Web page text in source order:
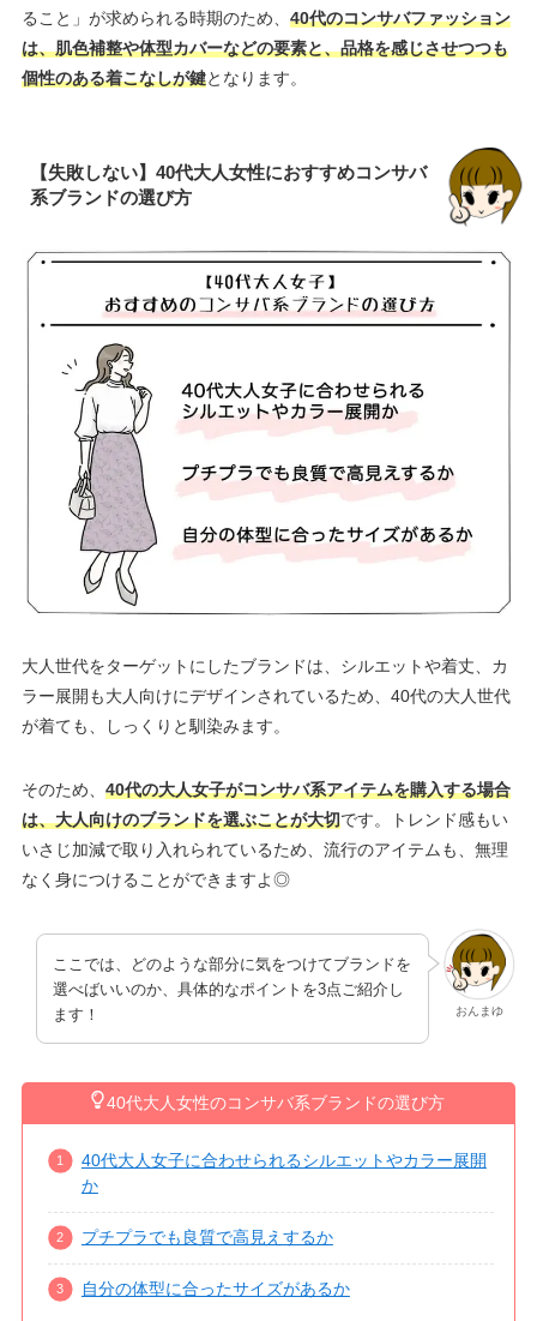
ること」が求められる時期のため、 40代のコンサバファッション
は、肌色補整や体型カバーなどの要素と、品格を感じさせつつも
個性のある着こなしが鍵となります。
【失敗しない】40代大人女性におすすめコンサバ
系ブランドの選び方
大人世代をターゲットにしたブランドは、シルエットや着丈、カ
ラー展開も大人向けにデザインされているため、40代の大人世代
が着ても、しっくりと馴染みます。
そのため、 40代の大人女子がコンサバ系アイテムを購入する場合
は、大人向けのブランドを選ぶことが大切です。トレンド感もい
いさじ加減で取り入れられているため、流行のアイテムも、無理
なく身につけることができますよ◎
おんまゆ
ここでは、どのような部分に気をつけてブランドを
選べばいいのか、具体的なポイントを3点ご紹介し
ます！
40代大人女性のコンサバ系ブランドの選び方
40代大人女子に合わせられるシルエットやカラー展開
か
プチプラでも良質で高見えするか
自分の体型に合ったサイズがあるか